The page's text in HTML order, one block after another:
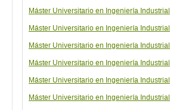
Máster Universitario en Ingeniería Industrial
Máster Universitario en Ingeniería Industrial
Máster Universitario en Ingeniería Industrial
Máster Universitario en Ingeniería Industrial
Máster Universitario en Ingeniería Industrial
Máster Universitario en Ingeniería Industrial